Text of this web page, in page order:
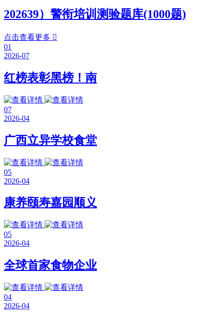
202639）警衔培训测验题库(1000题)
点击查看更多 
01
2026-07
红榜表彰黑榜！南
07
2026-04
广西立异学校食堂
05
2026-04
康养颐寿嘉园顺义
05
2026-04
全球首家食物企业
04
2026-04